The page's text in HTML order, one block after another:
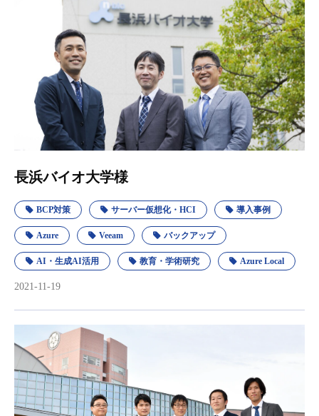
長浜バイオ大学様
BCP対策 サーバー仮想化・HCI 導入事例
Azure Veeam バックアップ
AI・生成AI活用 教育・学術研究 Azure Local
2021-11-19